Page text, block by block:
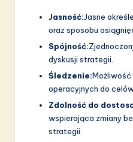
Jasność:Jasne
oraz sposobu
Spójność:
dyskusji strategii.
Śledzenie:Możliwość
operacyjnych do
Zdolność do
wspierająca zmiany
strategii.